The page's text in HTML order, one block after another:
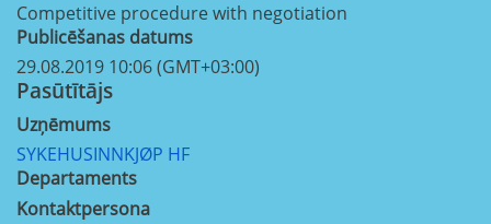
Competitive procedure with negotiation
Publicēšanas datums
29.08.2019 10:06 (GMT+03:00)
Pasūtītājs
Uzņēmums
SYKEHUSINNKJØP HF
Departaments
Kontaktpersona